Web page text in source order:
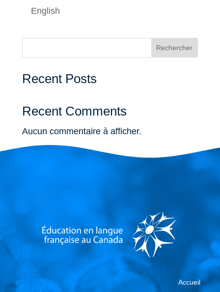
English
Rechercher
Recent Posts
Recent Comments
Aucun commentaire à afficher.
Accueil